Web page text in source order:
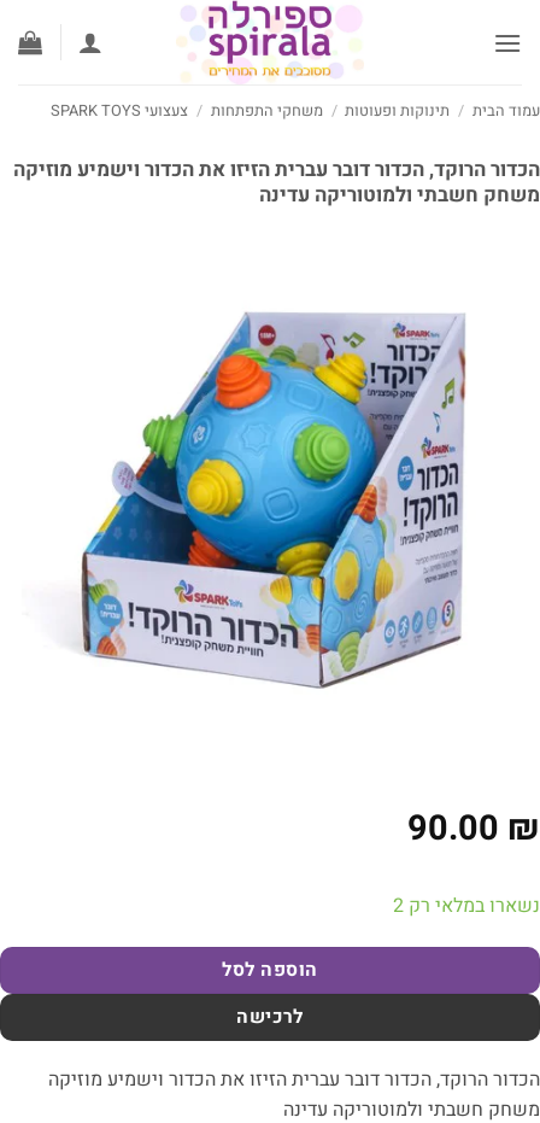
לתוכן
עמוד הבית / תינוקות ופעוטות / משחקי התפתחות / צעצועי SPARK TOYS
הכדור הרוקד, הכדור דובר עברית הזיזו את הכדור וישמיע מוזיקה
משחק חשבתי ולמוטוריקה עדינה
90.00 ₪
נשארו במלאי רק 2
הוספה לסל
לרכישה
הכדור הרוקד, הכדור דובר עברית הזיזו את הכדור וישמיע מוזיקה
משחק חשבתי ולמוטוריקה עדינה